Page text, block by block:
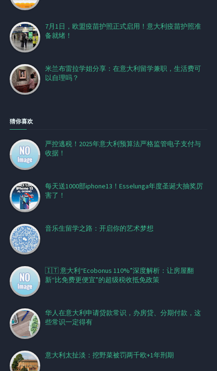
7月1日，欧盟疫苗护照正式启用！意大利疫苗护照准
备就绪！
米兰布雷拉学姐分享：在意大利留学兼职，生活费可
以自理吗？
猜你喜欢
严控逃税！2025年意大利预算法严格监管电子支付与
收据！
每天送1000部iphone13！Esselunga年度圣诞大抽奖厉
害了！
音乐生留学之路：开启你的艺术梦想
🇮🇹 意大利“Ecobonus 110%”深度解析：让房屋翻
新“比免费更便宜”的超级税收抵免政策
华人在意大利申请贷款常识，办房贷、分期付款，这
些常识一定得有
意大利太扯淡：挖野菜被罚两千欧+1年刑期